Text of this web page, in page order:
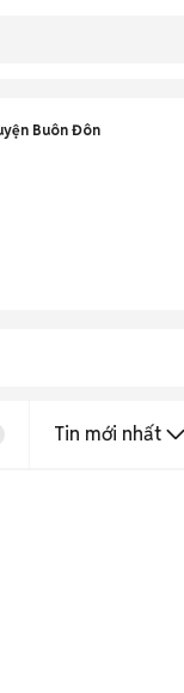
Buôn Đôn
Tin mới nhất